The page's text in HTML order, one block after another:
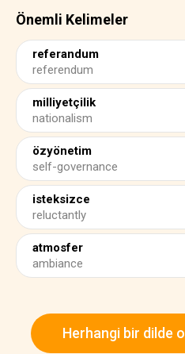
Önemli Kelimeler
referandum
referendum
milliyetçilik
nationalism
özyönetim
self-governance
isteksizce
reluctantly
atmosfer
ambiance
Herhangi bir dilde